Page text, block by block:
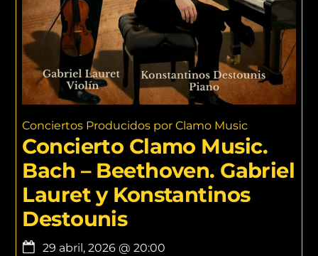
Conciertos Producidos por Clamo Music
Concierto Clamo Music.
Bach – Beethoven. Gabriel
Lauret y Konstantinos
Destounis
29 abril, 2026 @20:00